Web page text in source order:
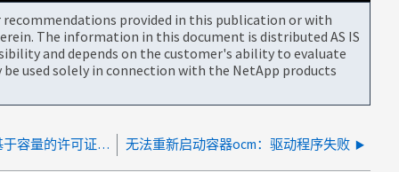
provided in this publication or with
The information in this document is distributed AS IS
and depends on the customer's ability to evaluate
used solely in connection with the NetApp products
无法移至"将基于节点的许可证转换为基于容量的许可证"屏幕、并显示错误消息："在此过程中检测到一些服务器问题" 无法重新启动容器ocm：驱动程序失败